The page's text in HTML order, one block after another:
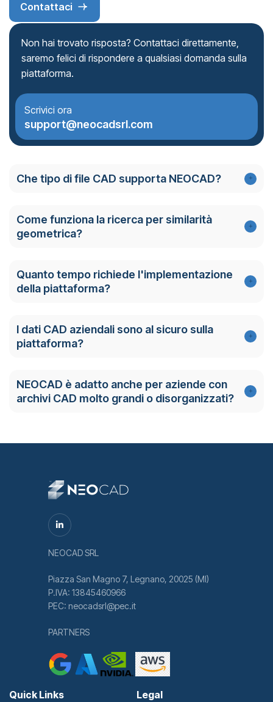
Contattaci
Non hai trovato risposta? Contattaci direttamente,
saremo felici di rispondere a qualsiasi domanda sulla
piattaforma.
Scrivici ora
support@neocadsrl.com
Che tipo di file CAD supporta NEOCAD?
Come funziona la ricerca per similarità
geometrica?
Quanto tempo richiede l'implementazione
della piattaforma?
I dati CAD aziendali sono al sicuro sulla
piattaforma?
NEOCAD è adatto anche per aziende con
archivi CAD molto grandi o disorganizzati?
NEOCAD SRL
Piazza San Magno 7, Legnano, 20025 (MI)
P.IVA: 13845460966
PEC: neocadsrl@pec.it
PARTNERS
Quick Links Legal